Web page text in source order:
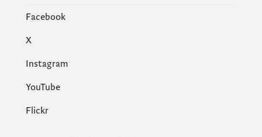
Facebook
X
Instagram
YouTube
Flickr